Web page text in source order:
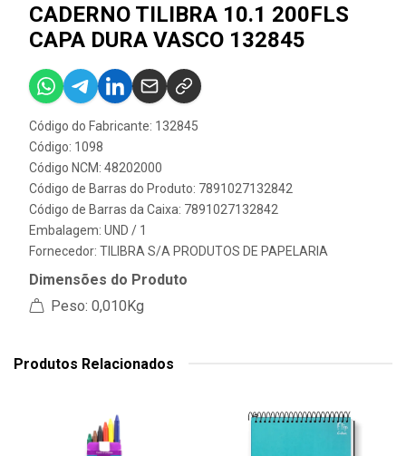
CADERNO TILIBRA 10.1 200FLS
CAPA DURA VASCO 132845
Código do Fabricante: 132845
Código: 1098
Código NCM: 48202000
Código de Barras do Produto: 7891027132842
Código de Barras da Caixa: 7891027132842
Embalagem: UND / 1
Fornecedor: TILIBRA S/A PRODUTOS DE PAPELARIA
Dimensões do Produto
Peso: 0,010Kg
Produtos Relacionados